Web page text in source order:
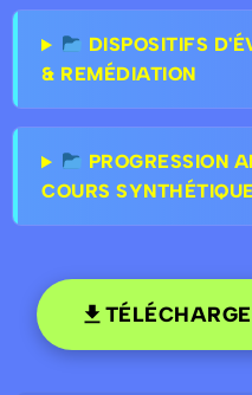
DISPOSITIFS
& REMÉDIATION
PROGRESSION
COURS